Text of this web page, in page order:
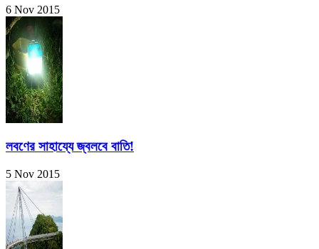
6 Nov 2015
লবণের সাহায্যে জ্বলবে বাতি!
5 Nov 2015